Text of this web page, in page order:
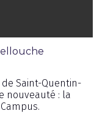
Saint-Quentin-
nouveauté : la